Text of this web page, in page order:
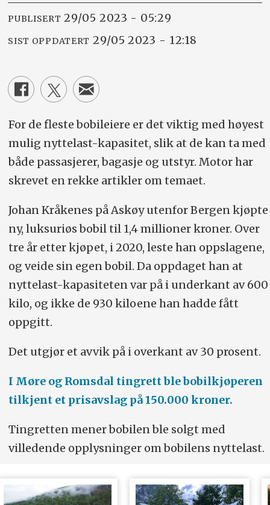
PUBLISERT 29/05 2023 - 05:29
SIST OPPDATERT 29/05 2023 - 12:18
For de fleste bobileiere er det viktig med høyest
mulig nyttelast-kapasitet, slik at de kan ta med
både passasjerer, bagasje og utstyr. Motor har
skrevet en rekke artikler om temaet.
Johan Kråkenes på Askøy utenfor Bergen kjøpte
ny, luksuriøs bobil til 1,4 millioner kroner. Over
tre år etter kjøpet, i 2020, leste han oppslagene,
og veide sin egen bobil. Da oppdaget han at
nyttelast-kapasiteten var på i underkant av 600
kilo, og ikke de 930 kiloene han hadde fått
oppgitt.
Det utgjør et avvik på i overkant av 30 prosent.
I Møre og Romsdal tingrett ble bobilkjøperen
tilkjent et prisavslag på 150.000 kroner.
Tingretten mener bobilen ble solgt med
villedende opplysninger om bobilens nyttelast.